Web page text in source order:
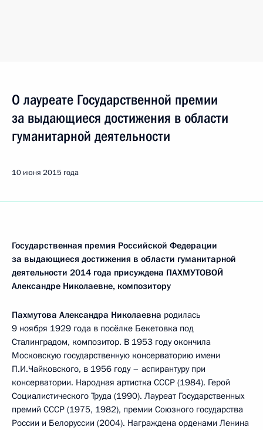
О лауреате Государственной премии
за выдающиеся достижения в области
гуманитарной деятельности
10 июня 2015 года
Государственная премия Российской Федерации
за выдающиеся достижения в области гуманитарной
деятельности 2014 года присуждена ПАХМУТОВОЙ
Александре Николаевне, композитору
Пахмутова Александра Николаевна родилась
9 ноября 1929 года в посёлке Бекетовка под
Сталинградом, композитор. В 1953 году окончила
Московскую государственную консерваторию имени
П.И.Чайковского, в 1956 году – аспирантуру при
консерватории. Народная артистка СССР (1984). Герой
Социалистического Труда (1990). Лауреат Государственных
премий СССР (1975, 1982), премии Союзного государства
России и Белоруссии (2004). Награждена орденами Ленина